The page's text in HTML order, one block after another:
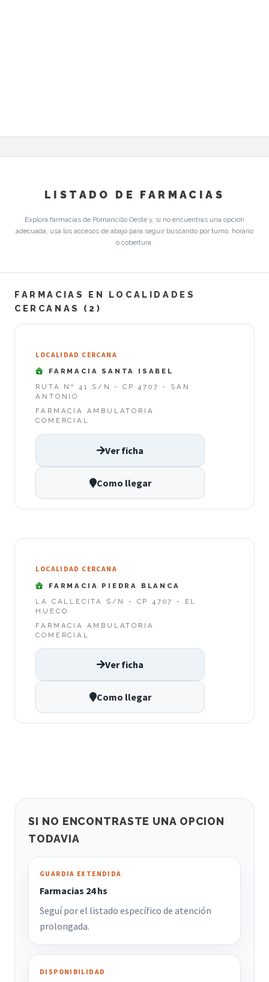
LISTADO DE FARMACIAS
Explora farmacias de Pomancillo Oeste y, si no encuentras una opcion
adecuada, usa los accesos de abajo para seguir buscando por turno, horario
o cobertura.
FARMACIAS EN LOCALIDADES
CERCANAS (2)
LOCALIDAD CERCANA
FARMACIA SANTA ISABEL
RUTA Nº 41 S/N - CP 4707 - SAN
ANTONIO
FARMACIA AMBULATORIA
COMERCIAL
Ver ficha
Como llegar
LOCALIDAD CERCANA
FARMACIA PIEDRA BLANCA
LA CALLECITA S/N - CP 4707 - EL
HUECO
FARMACIA AMBULATORIA
COMERCIAL
Ver ficha
Como llegar
SI NO ENCONTRASTE UNA OPCION
TODAVIA
GUARDIA EXTENDIDA
Farmacias 24 hs
Seguí por el listado específico de atención
prolongada.
DISPONIBILIDAD